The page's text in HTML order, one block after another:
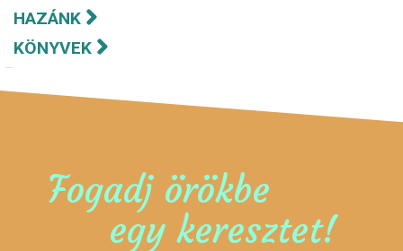
HAZÁNK
KÖNYVEK
Fogadj örökbe
egy keresztet!